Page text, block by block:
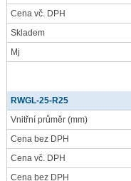
Cena vč. DPH
Skladem
Mj
RWGL-25-R25
Vnitřní průměr (mm)
Cena bez DPH
Cena vč. DPH
Cena bez DPH